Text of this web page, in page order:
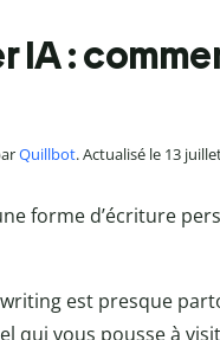
IA :
Quillbot. Actualisé le 13
forme d’écriture
est presque
qui vous pousse à